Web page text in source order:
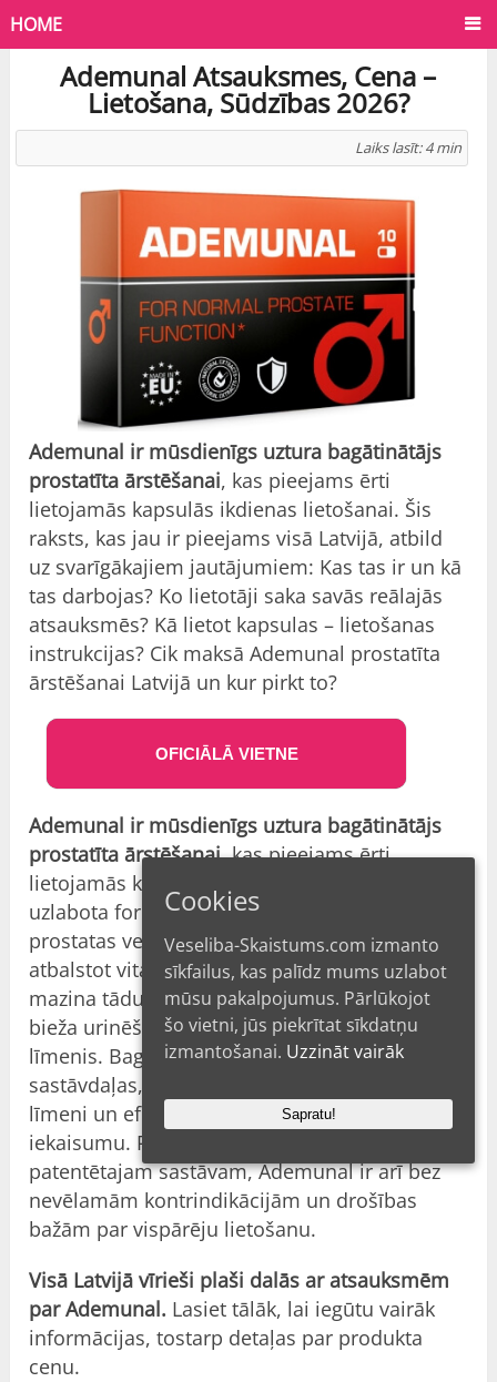
HOME
Ademunal Atsauksmes, Cena –
Lietošana, Sūdzības 2026?
Laiks lasīt:4 min
Ademunal ir mūsdienīgs uztura bagātinātājs
prostatīta ārstēšanai, kas pieejams ērti
lietojamās kapsulās ikdienas lietošanai. Šis
raksts, kas jau ir pieejams visā Latvijā, atbild
uz svarīgākajiem jautājumiem: Kas tas ir un kā
tas darbojas? Ko lietotāji saka savās reālajās
atsauksmēs? Kā lietot kapsulas – lietošanas
instrukcijas? Cik maksā Ademunal prostatīta
ārstēšanai Latvijā un kur pirkt to?
OFICIĀLĀ VIETNE
Ademunal ir mūsdienīgs uztura bagātinātājs
prostatīta ārstēšanai, kas pieejams ērti
lietojamās kapsulās ikdienas lietošanai. Tā ir
uzlabota formula, kas radīta, lai uzlabotu
prostatas veselību un vīriešu potenci kopumā,
atbalstot vitalitāti. Inovatīvais līdzeklis aktīvi
mazina tādus simptomus kā dedzināšana,
bieža urinēšana un zems seksuālais vēlmes
līmenis. Bagātinātājs, kura sastāvā ir dabiskas
sastāvdaļas, palīdz uzturēt stabilu testosterona
līmeni un efektīvi samazina prostatas
iekaisumu. Pateicoties unikālajam
patentētajam sastāvam, Ademunal ir arī bez
nevēlamām kontrindikācijām un drošības
bažām par vispārēju lietošanu.
Visā Latvijā vīrieši plaši dalās ar atsauksmēm
par Ademunal. Lasiet tālāk, lai iegūtu vairāk
informācijas, tostarp detaļas par produkta
cenu.
Cookies
Veseliba-Skaistums.com izmanto
sīkfailus, kas palīdz mums uzlabot
mūsu pakalpojumus. Pārlūkojot
šo vietni, jūs piekrītat sīkdatņu
izmantošanai. Uzzināt vairāk
Sapratu!